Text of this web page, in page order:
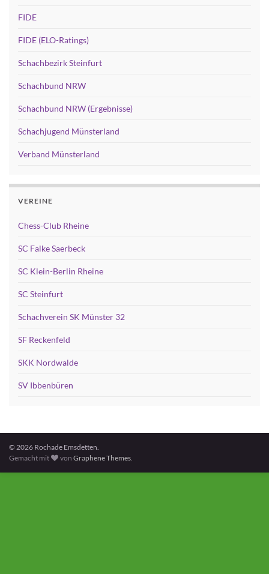
FIDE
FIDE (ELO-Ratings)
Schachbezirk Steinfurt
Schachbund NRW
Schachbund NRW (Ergebnisse)
Schachjugend Münsterland
Verband Münsterland
VEREINE
Chess-Club Rheine
SC Falke Saerbeck
SC Klein-Berlin Rheine
SC Steinfurt
Schachverein SK Münster 32
SF Reckenfeld
SKK Nordwalde
SV Ibbenbüren
© 2026 Rochade Emsdetten.
Gemacht mit
vonGraphene Themes